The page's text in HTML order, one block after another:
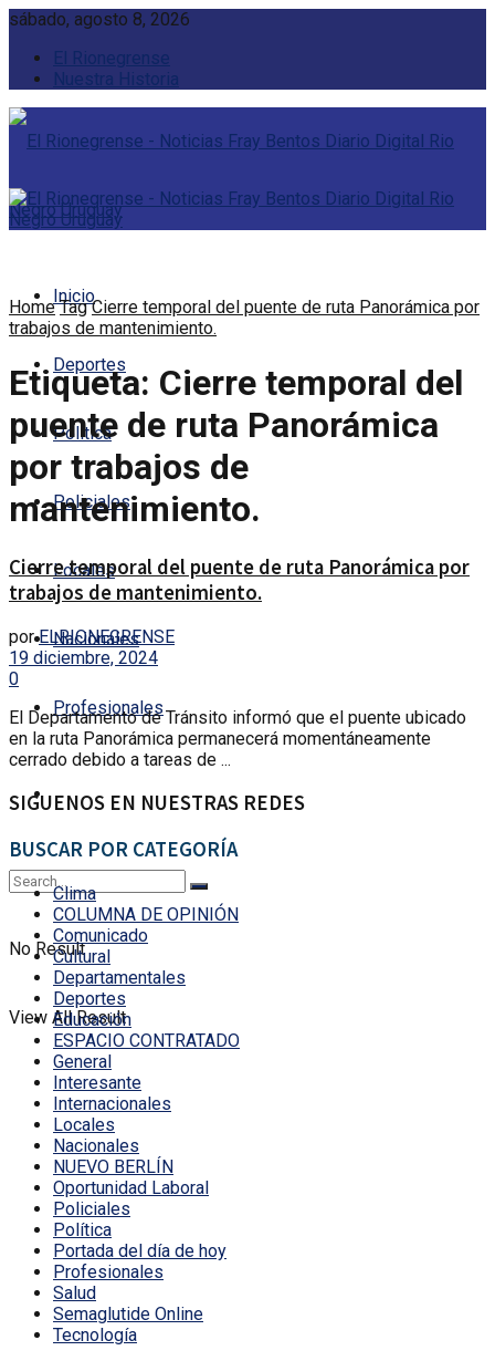
sábado, agosto 8, 2026
El Rionegrense
Nuestra Historia
Inicio
Deportes
Política
Policiales
Locales
Nacionales
Profesionales
No Result
View All Result
Home Tag Cierre temporal del puente de ruta Panorámica por
trabajos de mantenimiento.
Etiqueta: Cierre temporal del
puente de ruta Panorámica
por trabajos de
mantenimiento.
Cierre temporal del puente de ruta Panorámica por
trabajos de mantenimiento.
por ELRIONEGRENSE
19 diciembre, 2024
0
El Departamento de Tránsito informó que el puente ubicado
en la ruta Panorámica permanecerá momentáneamente
cerrado debido a tareas de ...
SIGUENOS EN NUESTRAS REDES
BUSCAR POR CATEGORÍA
Clima
COLUMNA DE OPINIÓN
Comunicado
Cultural
Departamentales
Deportes
Educación
ESPACIO CONTRATADO
General
Interesante
Internacionales
Locales
Nacionales
NUEVO BERLÍN
Oportunidad Laboral
Policiales
Política
Portada del día de hoy
Profesionales
Salud
Semaglutide Online
Tecnología